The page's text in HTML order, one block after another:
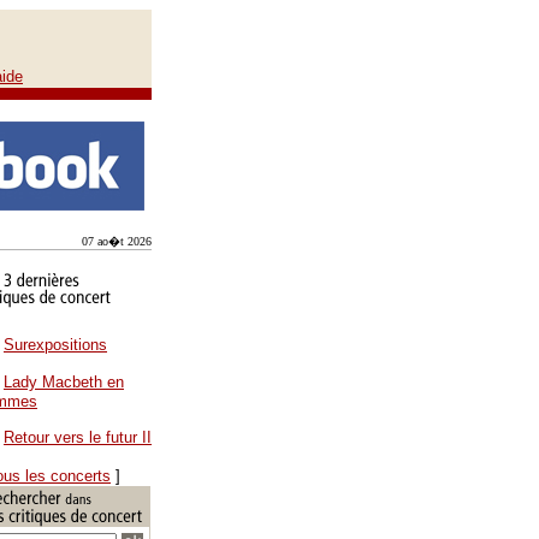
07 ao�t 2026
Surexpositions
Lady Macbeth en
Retour vers le futur II
les concerts ]